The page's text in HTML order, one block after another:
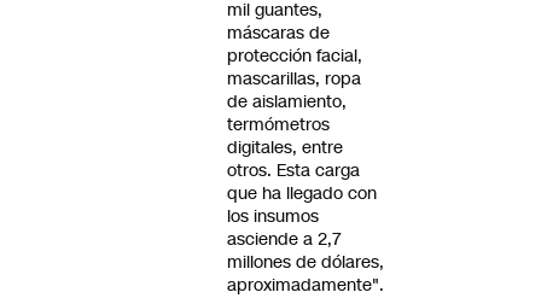
mil guantes,
máscaras de
protección facial,
mascarillas, ropa
de aislamiento,
termómetros
digitales, entre
otros. Esta carga
que ha llegado con
los insumos
asciende a 2,7
millones de dólares,
aproximadamente".